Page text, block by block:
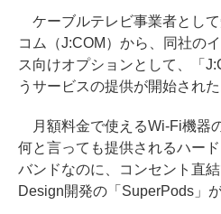
ケーブルテレビ事業者とし
コム（J:COM）から、同社の
ス向けオプションとして、「
うサービスの提供が開始された
月額料金で使えるWi-Fi機器
何と言っても提供されるハー
バンドなのに、コンセント直
Design開発の「SuperPods」